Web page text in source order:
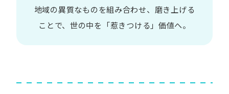
地域の​異質な​ものを​組み合わせ、 磨き上げる​
ことで、 世の​中を​「惹きつける」価値へ。​